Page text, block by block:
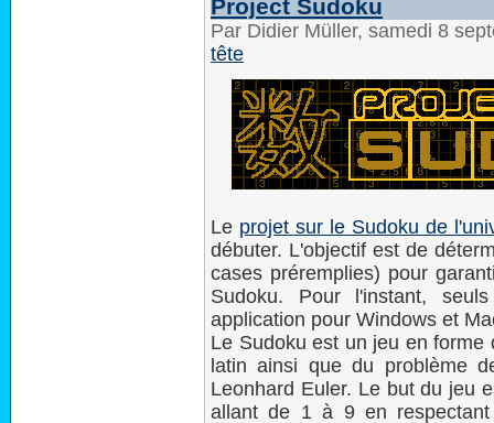
Project Sudoku
Par Didier Müller, samedi 8
tête
Le projet sur le Sudoku de
débuter. L'objectif est de
cases préremplies) pour
Sudoku. Pour l'instant,
application pour Windows et
Le Sudoku est un jeu en
latin ainsi que du problème
Leonhard Euler. Le but du jeu
allant de 1 à 9 en respectant